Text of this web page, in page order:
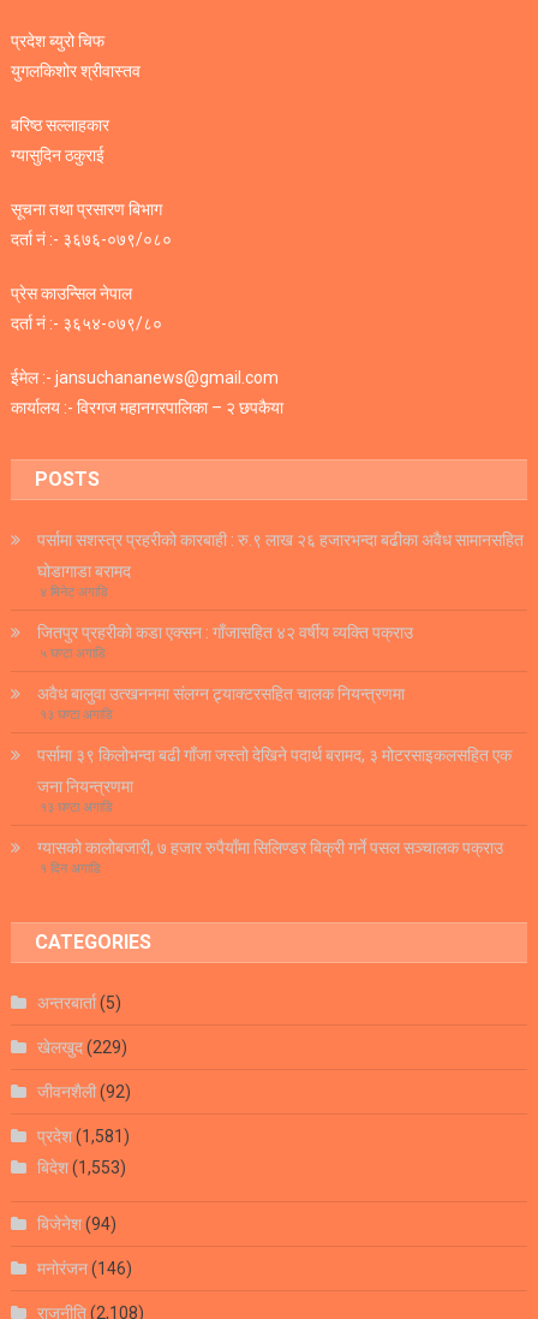
प्रदेश ब्युरो चिफ
युगलकिशोर श्रीवास्तव
बरिष्ठ सल्लाहकार
ग्यासुदिन ठकुराई
सूचना तथा प्रसारण बिभाग
दर्ता नं :- ३६७६-०७९/०८०
प्रेस काउन्सिल नेपाल
दर्ता नं :- ३६५४-०७९/८०
ईमेल :- jansuchananews@gmail.com
कार्यालय :- विरगज महानगरपालिका – २ छपकैया
POSTS
पर्सामा सशस्त्र प्रहरीको कारबाही : रु.९ लाख २६ हजारभन्दा बढीका अवैध सामानसहित
घोडागाडा बरामद
४ मिनेट अगाडि
जितपुर प्रहरीको कडा एक्सन : गाँजासहित ४२ वर्षीय व्यक्ति पक्राउ
५ घण्टा अगाडि
अवैध बालुवा उत्खननमा संलग्न ट्र्याक्टरसहित चालक नियन्त्रणमा
१३ घण्टा अगाडि
पर्सामा ३९ किलोभन्दा बढी गाँजा जस्तो देखिने पदार्थ बरामद, ३ मोटरसाइकलसहित एक
जना नियन्त्रणमा
१३ घण्टा अगाडि
ग्यासको कालोबजारी, ७ हजार रुपैयाँमा सिलिण्डर बिक्री गर्ने पसल सञ्चालक पक्राउ
१ दिन अगाडि
CATEGORIES
अन्तरबार्ता(5)
खेलखुद(229)
जीवनशैली(92)
प्रदेश(1,581)
बिदेश(1,553)
बिजेनेश(94)
मनोरंजन(146)
राजनीति(2,108)